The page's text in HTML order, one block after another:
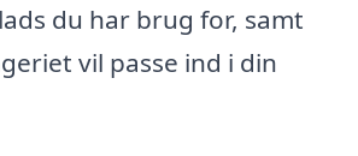
du har brug for, samt
vil passe ind i din